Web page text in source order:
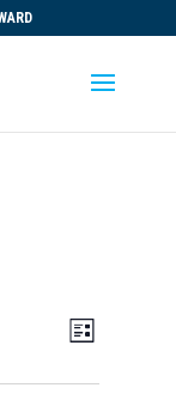
Views
Event
List